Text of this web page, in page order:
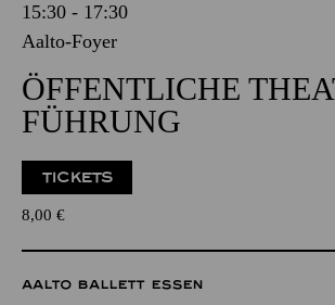
15:30 - 17:30
Aalto-Foyer
ÖFFENTLICHE
FÜHRUNG
TICKETS
8,00 €
AALTO BALLETT ESSEN